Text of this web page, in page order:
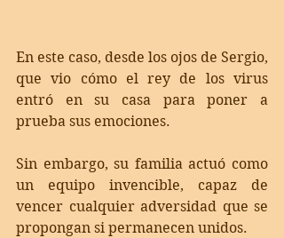
En este caso, desde los ojos de Sergio,
que vio cómo el rey de los virus
entró en su casa para poner a
prueba sus emociones.
Sin embargo, su familia actuó como
un equipo invencible, capaz de
vencer cualquier adversidad que se
propongan si permanecen unidos.